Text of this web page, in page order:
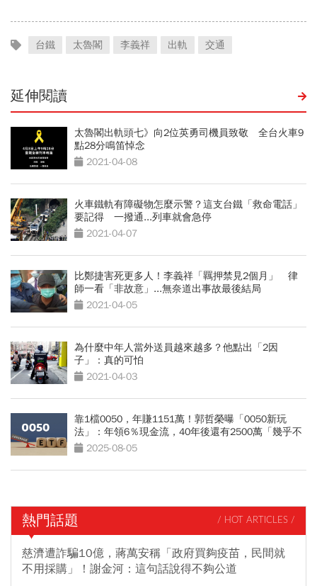
台鐵 太魯閣 李義祥 出軌 交通
延伸閱讀
太魯閣出軌頭七》向2位英勇司機員致敬 全台火車9
點28分鳴笛悼念
2021-04-08
火車鐵軌有障礙物怎麼示警？這支台鐵「救命電話」
要記得 一撥通...列車就會急停
2021-04-07
比鄭捷害死更多人！李義祥「羈押禁見2個月」 律
師一看「非故意」...無奈道出事故最後結局
2021-04-05
為什麼中年人當外送員越來越多？他點出「2因
子」：真的可怕
2021-04-03
靠1檔0050，年賺1151萬！郭哲榮曝「0050新玩
法」：年領6％現金流，40年後還有2500萬「幾乎不
可能賣光」
2025-08-05
熱門話題 / HOT ARTICLES /
慈濟遭詐騙10億，蔣萬安稱「政府買夠疫苗，民間就
不用採購」！謝金河：這句話說得不夠公道